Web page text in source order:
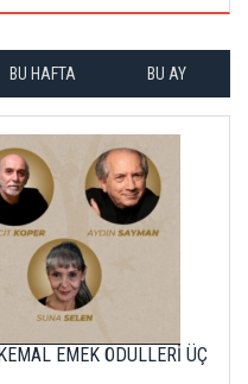
BU HAFTA BU AY
EMEK ÖDÜLLERİ ÜÇ